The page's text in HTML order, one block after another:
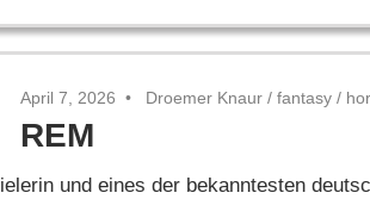
April 7, 2026 Droemer Knaur /fantasy /
REM
und eines der bekanntesten